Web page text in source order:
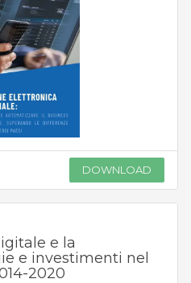
DOWNLOAD
e la
e investimenti nel
2020